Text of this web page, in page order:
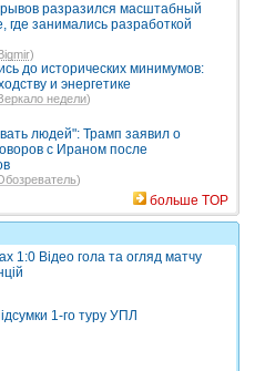
разразился масштабный
где занимались разработкой
Bigmir)
до исторических минимумов:
и энергетике
недели)
людей": Трамп заявил о
с Ираном после
)
больше TOP
1:0 Відео гола та огляд матчу
1-го туру УПЛ